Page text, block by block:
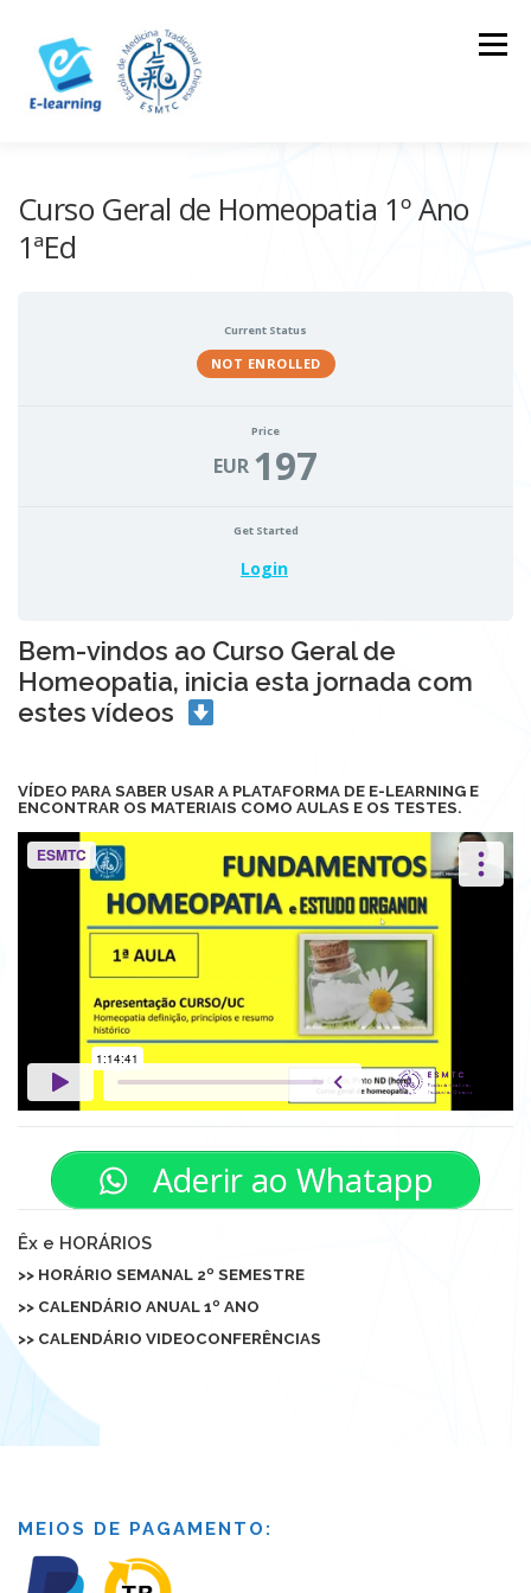
content
Menu
Curso Geral de Homeopatia 1º Ano
1ªEd
Current Status
NOT ENROLLED
Price
EUR 197
Get Started
Login
Bem-vindos ao Curso Geral de
Homeopatia, inicia esta jornada com
estes vídeos
VÍDEO PARA SABER USAR A PLATAFORMA DE E-LEARNING E
ENCONTRAR OS MATERIAIS COMO AULAS E OS TESTES.
Aderir ao Whatapp
Êx e HORÁRIOS
>> HORÁRIO SEMANAL 2º SEMESTRE
>> CALENDÁRIO ANUAL 1º ANO
>> CALENDÁRIO VIDEOCONFERÊNCIAS
MEIOS DE PAGAMENTO: